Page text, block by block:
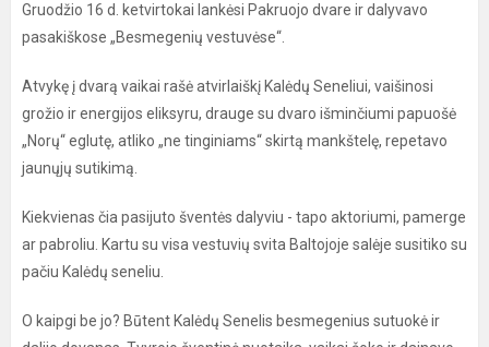
Gruodžio 16 d. ketvirtokai lankėsi Pakruojo dvare ir dalyvavo
pasakiškose „Besmegenių vestuvėse“.
Atvykę į dvarą vaikai rašė atvirlaiškį Kalėdų Seneliui, vaišinosi
grožio ir energijos eliksyru, drauge su dvaro išminčiumi papuošė
„Norų“ eglutę, atliko „ne tinginiams“ skirtą mankštelę, repetavo
jaunųjų sutikimą.
Kiekvienas čia pasijuto šventės dalyviu - tapo aktoriumi, pamerge
ar pabroliu. Kartu su visa vestuvių svita Baltojoje salėje susitiko su
pačiu Kalėdų seneliu.
O kaipgi be jo? Būtent Kalėdų Senelis besmegenius sutuokė ir